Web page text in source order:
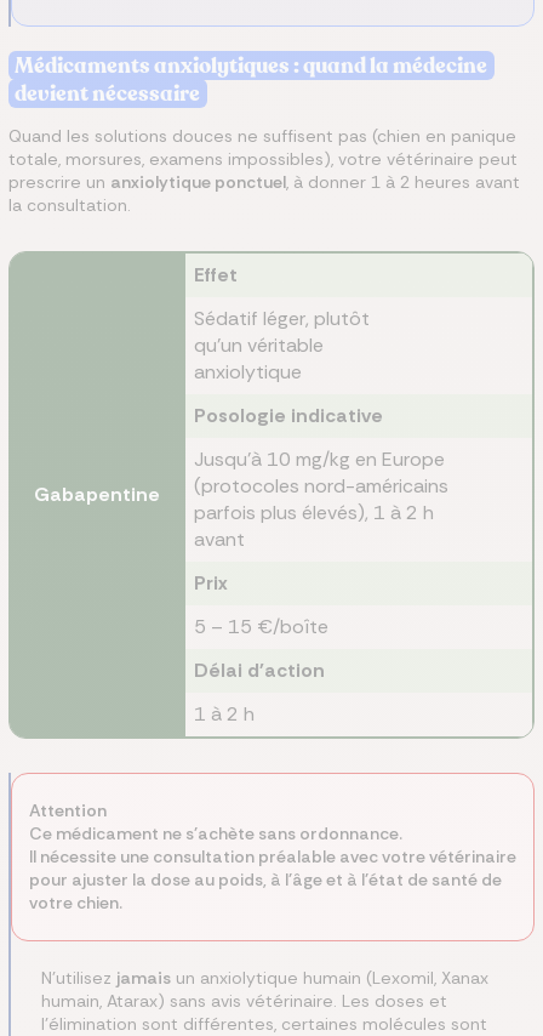
Médicaments anxiolytiques : quand la médecine
devient nécessaire
Quand les solutions douces ne suffisent pas (chien en panique
totale, morsures, examens impossibles), votre vétérinaire peut
prescrire un anxiolytique ponctuel, à donner 1 à 2 heures avant
la consultation.
Gabapentine
Effet
Sédatif léger, plutôt
qu'un véritable
anxiolytique
Posologie indicative
Jusqu'à 10 mg/kg en Europe
(protocoles nord-américains
parfois plus élevés), 1 à 2 h
avant
Prix
5 – 15 €/boîte
Délai d'action
1 à 2 h
Attention
Ce médicament ne s'achète sans ordonnance.
Il nécessite une consultation préalable avec votre vétérinaire
pour ajuster la dose au poids, à l'âge et à l'état de santé de
votre chien.
N'utilisez jamais un anxiolytique humain (Lexomil, Xanax
humain, Atarax) sans avis vétérinaire. Les doses et
l'élimination sont différentes, certaines molécules sont